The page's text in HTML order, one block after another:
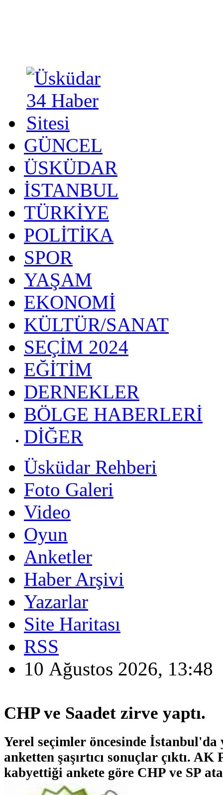
GÜNCEL
ÜSKÜDAR
İSTANBUL
TÜRKİYE
POLİTİKA
SPOR
YAŞAM
EKONOMİ
KÜLTÜR/SANAT
SEÇİM 2024
EĞİTİM
DERNEKLER
BÖLGE HABERLERİ
DİĞER
Üsküdar Rehberi
Foto Galeri
Video
Oyun
Anketler
Haber Arşivi
Yazarlar
Site Haritası
RSS
10 Ağustos 2026, 13:48
CHP ve Saadet zirve yaptı.
Yerel seçimler öncesinde İstanbul'da
anketten şaşırtıcı sonuçlar çıktı.
kabyettiği ankete göre CHP ve SP